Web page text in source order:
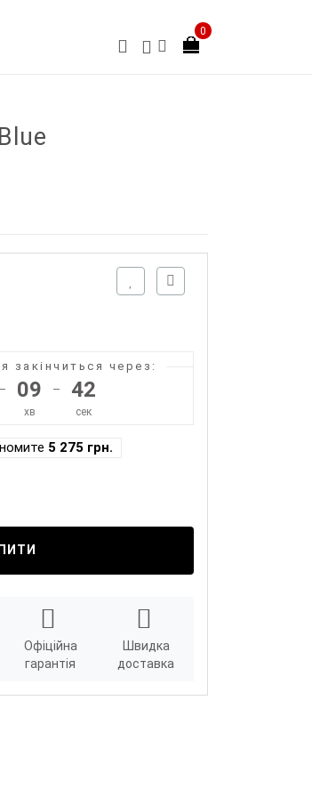
0
закінчиться через:
– 09
хв
– 41
сек
5 275 грн.
Офіційна
гарантія
Швидка
доставка